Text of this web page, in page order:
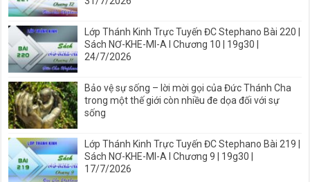
Lớp Thánh Kinh Trực Tuyến ĐC Stephano Bài 220 |
Sách NƠ-KHE-MI-A I Chương 10 | 19g30 |
24/7/2026
Bảo vệ sự sống – lời mời gọi của Đức Thánh Cha
trong một thế giới còn nhiều đe dọa đối với sự
sống
Lớp Thánh Kinh Trực Tuyến ĐC Stephano Bài 219 |
Sách NƠ-KHE-MI-A I Chương 9 | 19g30 |
17/7/2026